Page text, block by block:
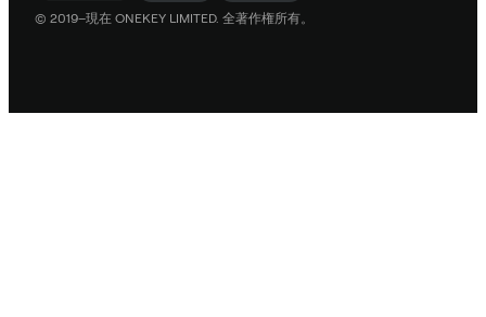
© 2019–現在 ONEKEY LIMITED. 全著作権所有。